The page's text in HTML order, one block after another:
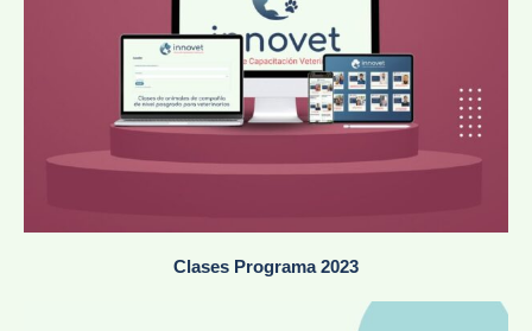
Clases Programa 2023